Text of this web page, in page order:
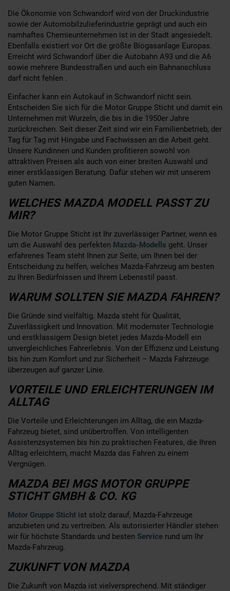
Die Ökonomie von Schwandorf wird von der Druckindustrie
sowie der Automobilzulieferindustrie geprägt und auch ein
namhaftes Chemieunternehmen ist in der Stadt angesiedelt.
Ebenfalls existiert vor Ort die größte Biogasanlage Europas.
Erreicht wird Schwandorf über die Autobahn A93 und die A6
sowie mehrere Bundesstraßen und auch ein Bahnanschluss
darf nicht fehlen .
Einfacher kann ein Autokauf in Schwandorf nicht sein.
Entscheiden Sie sich für die Motor Gruppe Sticht und damit ein
Unternehmen mit Wurzeln, die bis in die 1950er Jahre
zurückreichen. Seit dieser Zeit sind wir ein Familienbetrieb, der
Tag für Tag mit Hingabe und Fachwissen an die Arbeit geht.
Unsere Kundinnen und Kunden profitieren sowohl von
attraktiven Preisen als auch von einer breiten Auswahl und
einer erstklassigen Beratung. Dafür stehen wir mit unserem
guten Namen.
WELCHES MAZDA MODELL PASST ZU
MIR?
Die Motor Gruppe Sticht ist Ihr zuverlässiger Partner, wenn es
um die Auswahl des perfekten Mazda-Modells geht. Unser
erfahrenes Team steht Ihnen zur Seite, um Ihnen bei der
Entscheidung zu helfen, welches Mazda-Fahrzeug am besten
zu Ihren Bedürfnissen und Ihrem Lebensstil passt.
WARUM SOLLTEN SIE MAZDA FAHREN?
Die Gründe sind vielfältig. Mazda steht für Qualität,
Zuverlässigkeit und Innovation. Mit modernster Technologie
und erstklassigem Design bietet jedes Mazda-Modell ein
unvergleichliches Fahrerlebnis. Von der Effizienz und Leistung
bis hin zum Komfort und zur Sicherheit – Mazda Fahrzeuge
überzeugen auf ganzer Linie.
VORTEILE UND ERLEICHTERUNGEN IM
ALLTAG
Die Vorteile und Erleichterungen im Alltag, die ein Mazda-
Fahrzeug bietet, sind unübertroffen. Von intelligenten
Assistenzsystemen bis hin zu praktischen Features, die Ihren
Alltag erleichtern, macht Mazda das Fahren zu einem
Vergnügen.
MAZDA BEI MGS MOTOR GRUPPE
STICHT GMBH & CO. KG
Motor Gruppe Sticht ist stolz darauf, Mazda-Fahrzeuge
anzubieten und zu vertreiben. Als autorisierter Händler stehen
wir für höchste Standards und besten Service rund um Ihr
Mazda-Fahrzeug.
ZUKUNFT VON MAZDA
Die Zukunft von Mazda ist vielversprechend. Mit ständiger